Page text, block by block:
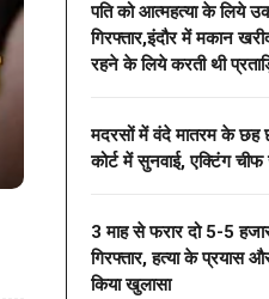
पति को आत्महत्या के लिये
गिरफ्तार,इंदौर में मकान
रहने के लिये करती थी
मदरसों में वंदे मातरम के छह
कोर्ट में सुनवाई, एक्टिंग
3 माह से फरार दो ₹5-5
गिरफ्तार, हत्या के प्रयास
किया खुलासा